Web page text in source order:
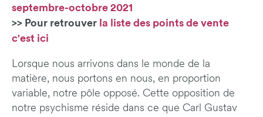
septembre-octobre 2021
>> Pour retrouver la liste des points de vente
c'est ici
Lorsque nous arrivons dans le monde de la
matière, nous portons en nous, en proportion
variable, notre pôle opposé. Cette opposition de
notre psychisme réside dans ce que Carl Gustav